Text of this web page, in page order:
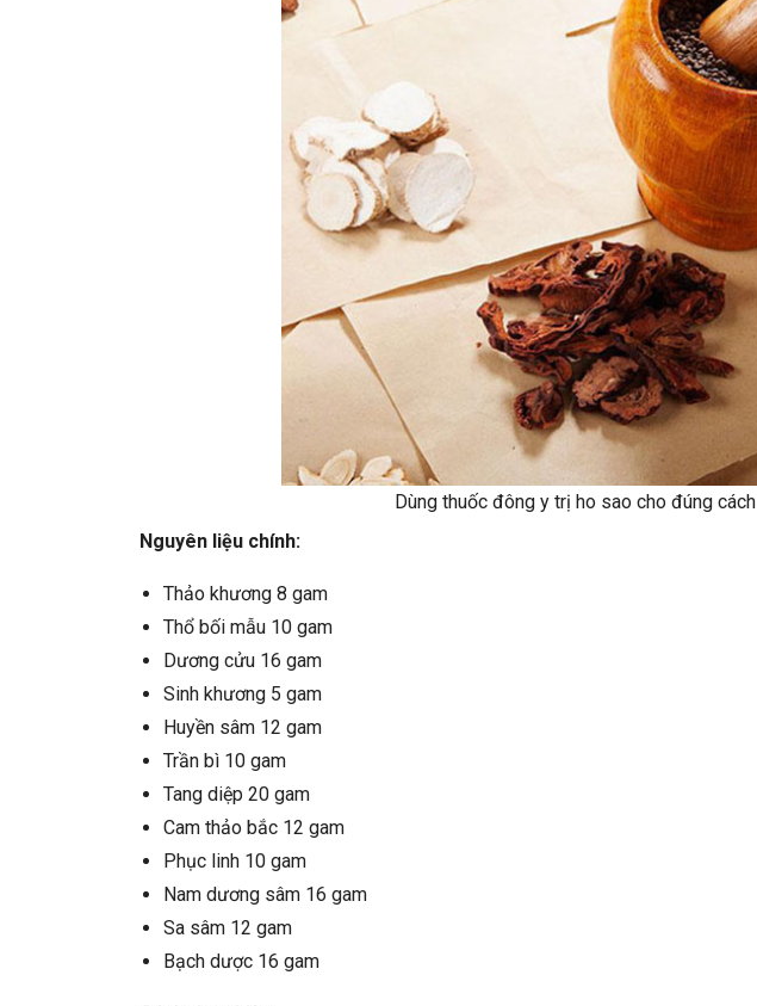
Dùng thuốc đông y trị ho sao cho đúng cách
Nguyên liệu chính:
Thảo khương 8 gam
Thổ bối mẫu 10 gam
Dương cửu 16 gam
Sinh khương 5 gam
Huyền sâm 12 gam
Trần bì 10 gam
Tang diệp 20 gam
Cam thảo bắc 12 gam
Phục linh 10 gam
Nam dương sâm 16 gam
Sa sâm 12 gam
Bạch dược 16 gam